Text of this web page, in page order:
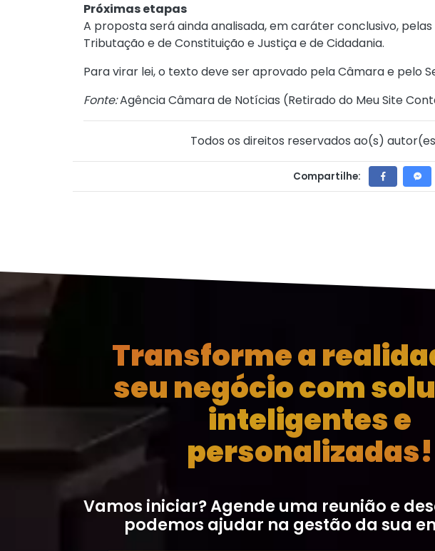
Próximas etapas
A proposta será ainda analisada, em caráter conclusivo, pelas
Tributação e de Constituição e Justiça e de Cidadania.
Para virar lei, o texto deve ser aprovado pela Câmara e pelo
Fonte:Agência Câmara de Notícias (Retirado do Meu Site
Todos os direitos reservados ao(s)
Compartilhe:
Transforme a
seu negócio com
inteligentes e
personalizadas!
Vamos iniciar? Agende uma reunião e
podemos ajudar na gestão da sua